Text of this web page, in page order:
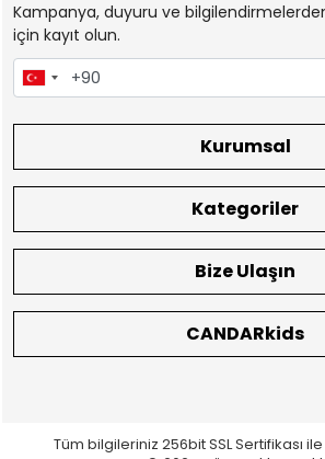
Kampanya, duyuru ve
için kayıt olun.
Kurumsal
Kategoriler
Bize Ulaşın
CANDARkids
Tüm bilgileriniz 256bit SSL Sertifikası